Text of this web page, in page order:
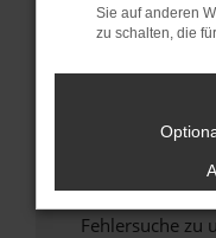
führen, dass
Wende dich
Wenn du alle
hast,
versuchen, das
uns diesen Text
Fehlersuche zu
Sie auf anderen
zu schalten, die